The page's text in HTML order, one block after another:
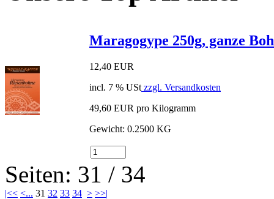
Maragogype 250g, ganze
12,40 EUR
incl. 7 % USt zzgl. Versandkosten
49,60 EUR pro Kilogramm
Gewicht: 0.2500 KG
Seiten: 31 / 34
|<< <... 31 32 33 34 > >>|